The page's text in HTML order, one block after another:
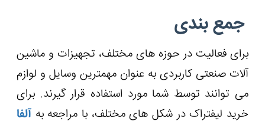
جمع بندی
برای فعالیت در حوزه های مختلف، تجهیزات و ماشین
آلات صنعتی کاربردی به عنوان مهمترین وسایل و لوازم
می ‌توانند توسط شما مورد استفاده قرار گیرند. برای
خرید لیفتراک در شکل های مختلف، با مراجعه به آلفا